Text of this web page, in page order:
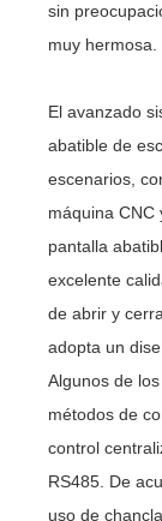
sin
muy hermosa.
El avanzado
abatible de
escenarios,
máquina CNC
pantalla
excelente
de abrir y
adopta un
Algunos de
métodos de
control
RS485. De
uso de